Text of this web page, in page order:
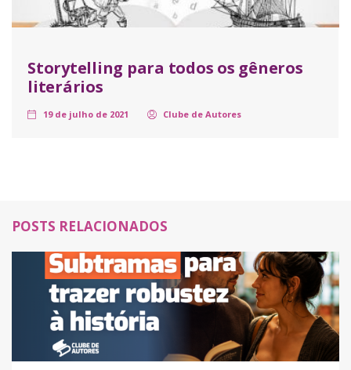
Storytelling para todos os gêneros
literários
19 de julho de 2021 Clube de Autores
POSTS RELACIONADOS